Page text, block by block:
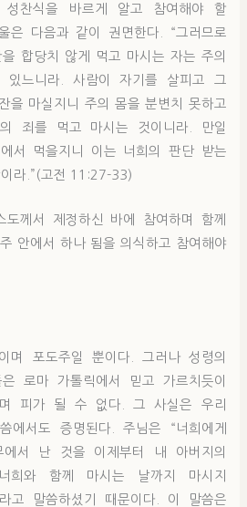
성찬식을 바르게 알고 참여해야 할
은 다음과 같이 권면한다. “그러므로
합당치 않게 먹고 마시는 자는 주의
느니라. 사람이 자기를 살피고 그
을 마실지니 주의 몸을 분변치 못하고
죄를 먹고 마시는 것이니라. 만일
서 먹을지니 이는 너희의 판단 받는
이라.”(고전 11:27-33)
께서 제정하신 바에 참여하며 함께
안에서 하나 됨을 의식하고 참여해야
며 포도주일 뿐이다. 그러나 성령의
로마 가톨릭에서 믿고 가르치듯이
피가 될 수 없다. 그 사실은 우리
에서도 증명된다. 주님은 “너희에게
에서 난 것을 이제부터 내 아버지의
희와 함께 마시는 날까지 마시지
고 말씀하셨기 때문이다. 이 말씀은